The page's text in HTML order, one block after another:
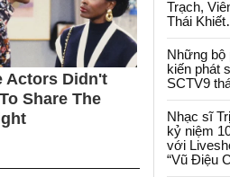
Trạch,
Thái
Những bộ
kiến phát
SCTV9
Nhạc sĩ
kỷ niệm
với
“Vũ Điệu